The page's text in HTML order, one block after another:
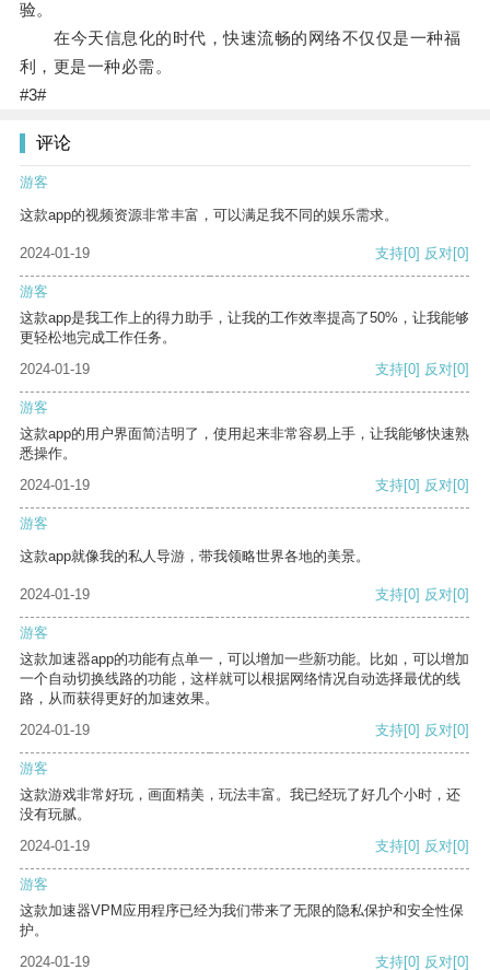
验。
在今天信息化的时代，快速流畅的网络不仅仅是一种福
利，更是一种必需。
#3#
评论
游客
这款app的视频资源非常丰富，可以满足我不同的娱乐需求。
2024-01-19 支持[0] 反对[0]
游客
这款app是我工作上的得力助手，让我的工作效率提高了50%，让我能够
更轻松地完成工作任务。
2024-01-19
支持[0] 反对[0]
游客
这款app的用户界面简洁明了，使用起来非常容易上手，让我能够快速熟
悉操作。
2024-01-19
支持[0] 反对[0]
游客
这款app就像我的私人导游，带我领略世界各地的美景。
2024-01-19 支持[0] 反对[0]
游客
这款加速器app的功能有点单一，可以增加一些新功能。比如，可以增加
一个自动切换线路的功能，这样就可以根据网络情况自动选择最优的线
路，从而获得更好的加速效果。
2024-01-19
支持[0] 反对[0]
游客
这款游戏非常好玩，画面精美，玩法丰富。我已经玩了好几个小时，还
没有玩腻。
2024-01-19
支持[0] 反对[0]
游客
这款加速器VPM应用程序已经为我们带来了无限的隐私保护和安全性保
护。
2024-01-19
支持[0] 反对[0]